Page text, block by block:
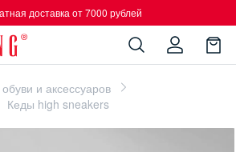
доставка от 7000 рублей
обуви и аксессуаров
Кеды high sneakers